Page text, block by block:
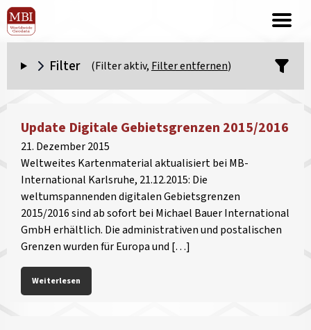
Filter (Filter aktiv, Filter entfernen)
Update Digitale Gebietsgrenzen 2015/2016
21. Dezember 2015
Weltweites Kartenmaterial aktualisiert bei MB-
International Karlsruhe, 21.12.2015: Die
weltumspannenden digitalen Gebietsgrenzen
2015/2016 sind ab sofort bei Michael Bauer International
GmbH erhältlich. Die administrativen und postalischen
Grenzen wurden für Europa und […]
Weiterlesen